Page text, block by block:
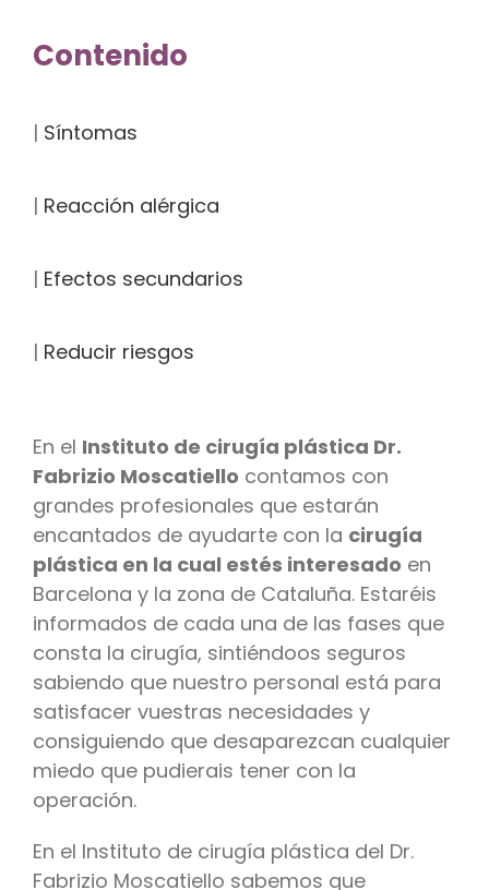
Contenido
| Síntomas
| Reacción alérgica
| Efectos secundarios
| Reducir riesgos
En el Instituto de cirugía plástica Dr.
Fabrizio Moscatiello contamos con
grandes profesionales que estarán
encantados de ayudarte con la cirugía
plástica en la cual estés interesado en
Barcelona y la zona de Cataluña. Estaréis
informados de cada una de las fases que
consta la cirugía, sintiéndoos seguros
sabiendo que nuestro personal está para
satisfacer vuestras necesidades y
consiguiendo que desaparezcan cualquier
miedo que pudierais tener con la
operación.
En el Instituto de cirugía plástica del Dr.
Fabrizio Moscatiello sabemos que